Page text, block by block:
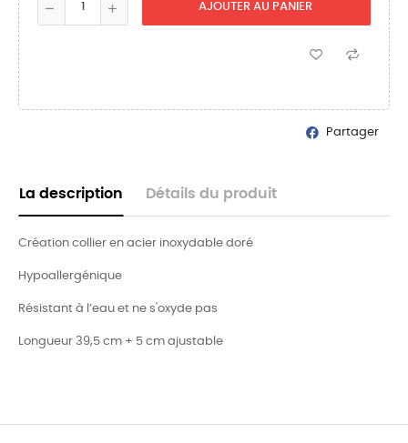
AJOUTER AU PANIER
Partager
La description Détails du produit
Création collier en acier inoxydable doré
Hypoallergénique
Résistant à l’eau et ne s'oxyde pas
Longueur 39,5 cm + 5 cm ajustable